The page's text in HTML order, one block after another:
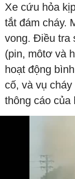
Xe cứu hỏa
tắt đám cháy.
vong. Điều tra
(pin, môtơ và
hoạt động
cố, và vụ
thông cáo của